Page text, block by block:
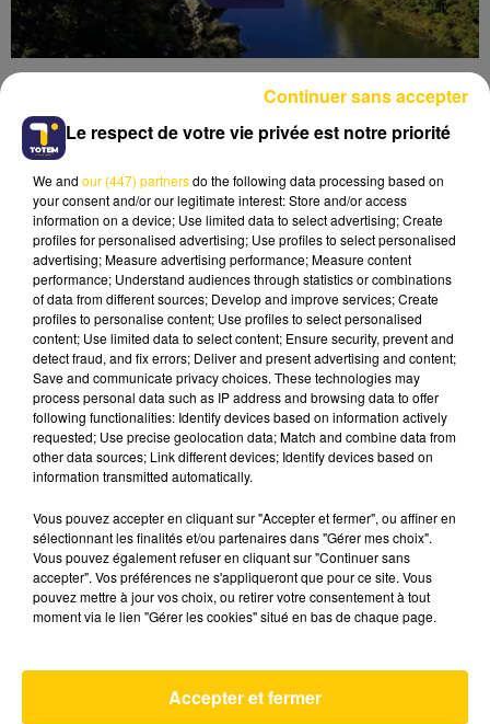
Lecture (3 min 44 sec)
15 juin 2026 - 3 min 44 sec
L'INFO DE L'AVEYRON DU 15/06/26 À
18H00
L'info de L'Aveyron
TEMPER CITY
AVEYRON NORD
Le respect de votre vie privée est notre priorité
We and our (447) partnersdo the following data processing based on
your consent and/or our legitimate interest: Store and/or access
information on a device; Use limited data to select advertising; Create
profiles for personalised advertising; Use profiles to select personalised
advertising; Measure advertising performance; Measure content
performance; Understand audiences through statistics or combinations
of data from different sources; Develop and improve services; Create
profiles to personalise content; Use profiles to select personalised
content; Use limited data to select content; Ensure security, prevent and
detect fraud, and fix errors; Deliver and present advertising and content;
Save and communicate privacy choices. These technologies may
process personal data such as IP address and browsing data to offer
following functionalities: Identify devices based on information actively
requested; Use precise geolocation data; Match and combine data from
other data sources; Link different devices; Identify devices based on
information transmitted automatically.
Vous pouvez accepter en cliquant sur "Accepter et fermer", ou affiner en
sélectionnant les finalités et/ou partenaires dans "Gérer mes choix".
Vous pouvez également refuser en cliquant sur "Continuer sans
accepter". Vos préférences ne s'appliqueront que pour ce site. Vous
pouvez mettre à jour vos choix, ou retirer votre consentement à tout
moment via le lien "Gérer les cookies" situé en bas de chaque page.
Accepter et fermer
Continuer sans accepter